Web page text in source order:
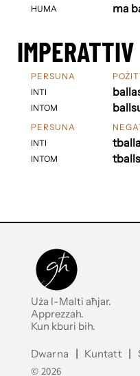
HUMA
ma
IMPERATTIV
PERSUNA
INTI
INTOM
PERSUNA
INTI
INTOM
Uża l-Malti aħjar.
Apprezzah.
Kun kburi bih.
Dwarna | Kuntatt |
© 2026